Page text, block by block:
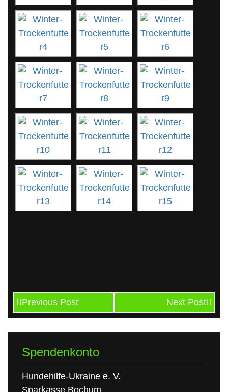
Previous Post Next Post
Spendenkonto
Hundehilfe-Ukraine e. V.